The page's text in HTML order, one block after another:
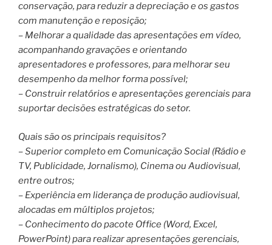
conservação, para reduzir a depreciação e os gastos
com manutenção e reposição;
– Melhorar a qualidade das apresentações em vídeo,
acompanhando gravações e orientando
apresentadores e professores, para melhorar seu
desempenho da melhor forma possível;
– Construir relatórios e apresentações gerenciais para
suportar decisões estratégicas do setor.
Quais são os principais requisitos?
– Superior completo em Comunicação Social (Rádio e
TV, Publicidade, Jornalismo), Cinema ou Audiovisual,
entre outros;
– Experiência em liderança de produção audiovisual,
alocadas em múltiplos projetos;
– Conhecimento do pacote Office (Word, Excel,
PowerPoint) para realizar apresentações gerenciais,